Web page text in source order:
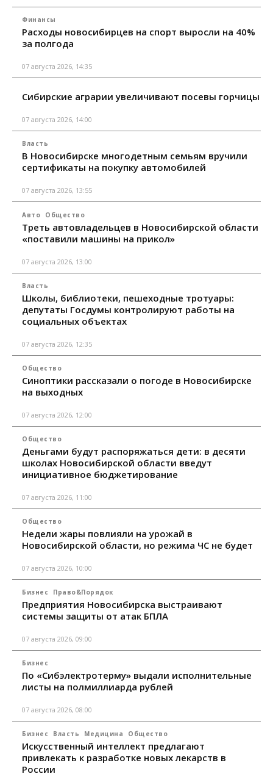
Финансы
Расходы новосибирцев на спорт выросли на 40%
за полгода
07 августа 2026, 14:35
Сибирские аграрии увеличивают посевы горчицы
07 августа 2026, 14:00
Власть
В Новосибирске многодетным семьям вручили
сертификаты на покупку автомобилей
07 августа 2026, 13:55
Авто Общество
Треть автовладельцев в Новосибирской области
«поставили машины на прикол»
07 августа 2026, 13:00
Власть
Школы, библиотеки, пешеходные тротуары:
депутаты Госдумы контролируют работы на
социальных объектах
07 августа 2026, 12:35
Общество
Синоптики рассказали о погоде в Новосибирске
на выходных
07 августа 2026, 12:00
Общество
Деньгами будут распоряжаться дети: в десяти
школах Новосибирской области введут
инициативное бюджетирование
07 августа 2026, 11:00
Общество
Недели жары повлияли на урожай в
Новосибирской области, но режима ЧС не будет
07 августа 2026, 10:00
Бизнес Право&Порядок
Предприятия Новосибирска выстраивают
системы защиты от атак БПЛА
07 августа 2026, 09:00
Бизнес
По «Сибэлектротерму» выдали исполнительные
листы на полмиллиарда рублей
07 августа 2026, 08:00
Бизнес Власть Медицина Общество
Искусственный интеллект предлагают
привлекать к разработке новых лекарств в
России